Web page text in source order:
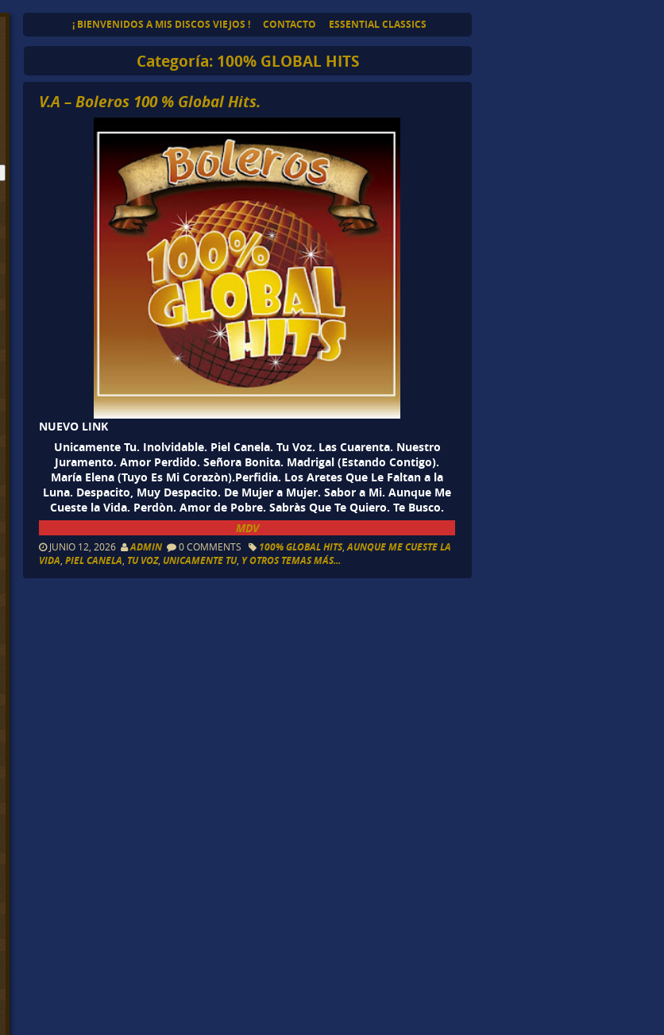
¡ BIENVENIDOS A MIS DISCOS VIEJOS ! CONTACTO ESSENTIAL CLASSICS
Categoría: 100% GLOBAL HITS
V.A – Boleros 100 % Global Hits.
NUEVO LINK
Unicamente Tu. Inolvidable. Piel Canela. Tu Voz. Las Cuarenta. Nuestro
Juramento. Amor Perdido. Señora Bonita. Madrigal (Estando Contigo).
María Elena (Tuyo Es Mi Corazòn).Perfidia. Los Aretes Que Le Faltan a la
Luna. Despacito, Muy Despacito. De Mujer a Mujer. Sabor a Mi. Aunque Me
Cueste la Vida. Perdòn. Amor de Pobre. Sabràs Que Te Quiero. Te Busco.
MDV
JUNIO 12, 2026 ADMIN 0 COMMENTS 100% GLOBAL HITS,AUNQUE ME CUESTE LA
VIDA,PIEL CANELA, TU VOZ, UNICAMENTE TU, Y OTROS TEMAS MÁS...